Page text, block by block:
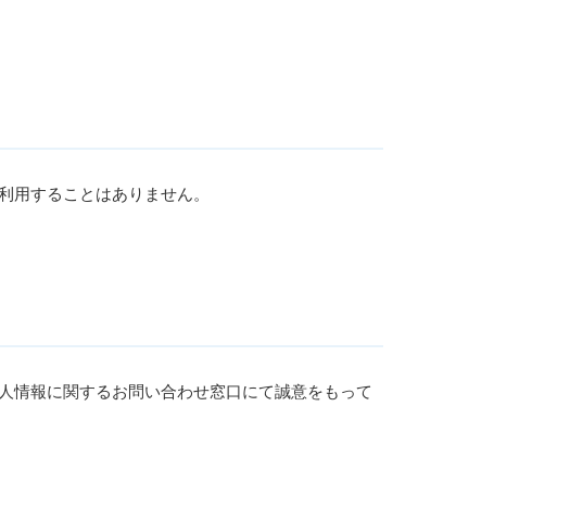
することはありません。
情報に関するお問い合わせ窓口にて誠意をもって